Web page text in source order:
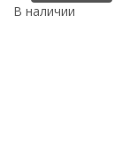
В наличии